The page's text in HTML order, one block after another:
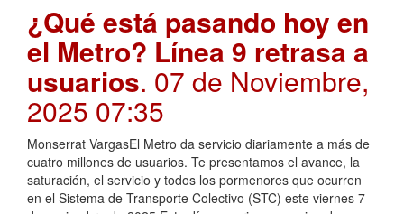
¿Qué está pasando hoy en
el Metro? Línea 9 retrasa a
usuarios. 07 de Noviembre,
2025 07:35
Monserrat VargasEl Metro da servicio diariamente a más de
cuatro millones de usuarios. Te presentamos el avance, la
saturación, el servicio y todos los pormenores que ocurren
en el Sistema de Transporte Colectivo (STC) este viernes 7